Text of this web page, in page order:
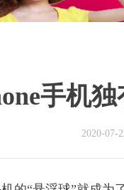
手机
2020-07-